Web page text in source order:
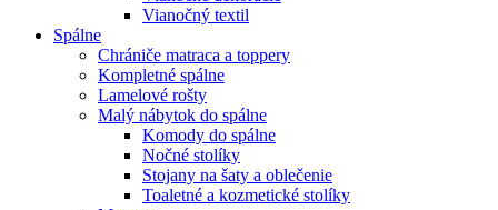
Vianočný textil
Spálne
Chrániče matraca a toppery
Kompletné spálne
Lamelové rošty
Malý nábytok do spálne
Komody do spálne
Nočné stolíky
Stojany na šaty a oblečenie
Toaletné a kozmetické stolíky